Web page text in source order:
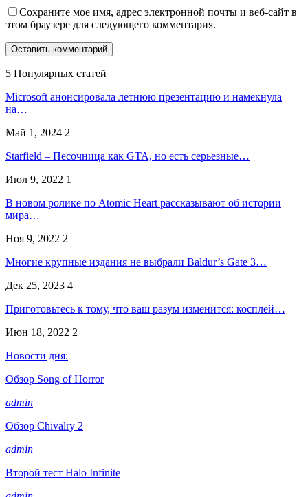
Сохраните мое имя, адрес электронной почты и веб-сайт в
этом браузере для следующего комментария.
5 Популярных статей
Microsoft анонсировала летнюю презентацию и намекнула
на…
Май 1, 2024 2
Starfield – Песочница как GTA, но есть серьезные…
Июл 9, 2022 1
В новом ролике по Atomic Heart рассказывают об истории
мира…
Ноя 9, 2022 2
Многие крупные издания не выбрали Baldur’s Gate 3…
Дек 25, 2023 4
Приготовьтесь к тому, что ваш разум изменится: косплей…
Июн 18, 2022 2
Новости дня:
Обзор Song of Horror
admin
Обзор Chivalry 2
admin
Второй тест Halo Infinite